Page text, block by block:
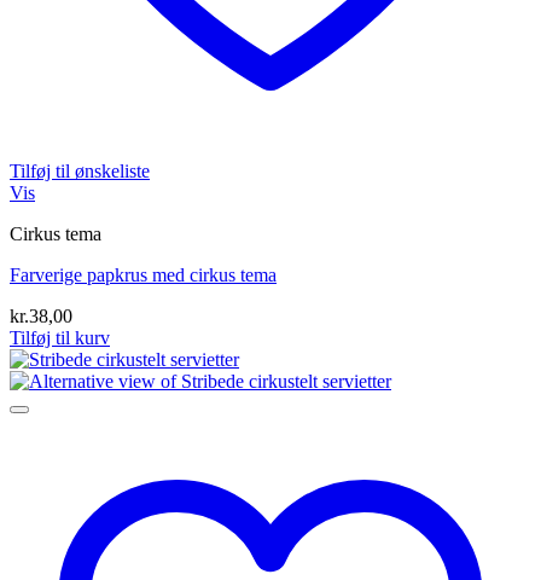
Tilføj til ønskeliste
Vis
Cirkus tema
Farverige papkrus med cirkus tema
kr.38,00
Tilføj til kurv